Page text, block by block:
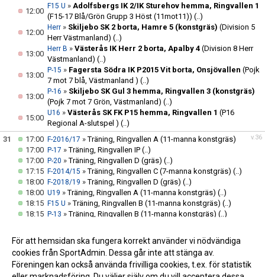
12:00
F15 U » Adolfsbergs IK 2/IK Sturehov hemma, Ringvallen 1
(F15-17 Blå/Grön Grupp 3 Höst (11mot11)) (..)
12:00
Herr » Skiljebo SK 2 borta, Hamre 5 (konstgräs) (Division 5
Herr Västmanland) (..)
13:00
Herr B » Västerås IK Herr 2 borta, Apalby 4 (Division 8 Herr
Västmanland) (..)
13:00
P-15 » Fagersta Södra IK P2015 Vit borta, Onsjövallen (Pojk
7 mot 7 blå, Västmanland ) (..)
13:00
P-16 » Skiljebo SK Gul 3 hemma, Ringvallen 3 (konstgräs)
(Pojk 7 mot 7 Grön, Västmanland) (..)
15:00
U16 » Västerås SK FK P15 hemma, Ringvallen 1 (P16
Regional A-slutspel ) (..)
v.36
31 17:00 F-2016/17 »Träning, Ringvallen A (11-manna konstgräs)
17:00 P-17 »Träning, Ringvallen IP (..)
17:00 P-20 »Träning, Ringvallen D (gräs) (..)
17:15 F-2014/15 »Träning, Ringvallen C (7-manna konstgräs) (..)
18:00 F-2018/19 »Träning, Ringvallen D (gräs) (..)
18:00 U19 »Träning, Ringvallen A (11-manna konstgräs) (..)
18:15 F15 U »Träning, Ringvallen B (11-manna konstgräs) (..)
18:15 P-13 »Träning, Ringvallen B (11-manna konstgräs) (..)
19:30
Herr » Träning, Ringvallen A (11-manna konstgräs) (..)
19:30U16»Träning, Ringvallen B (Halvplan A) (..)
För att hemsidan ska fungera korrekt använder vi nödvändiga
cookies från SportAdmin. Dessa går inte att stänga av.
Föreningen kan också använda frivilliga cookies, t.ex. för statistik